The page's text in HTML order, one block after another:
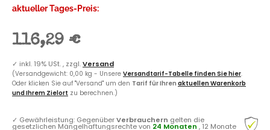
aktueller Tages-Preis:
116,29 €
✓ inkl. 19% USt. , zzgl.Versand
(Versandgewicht: 0,00 kg - Unsere Versandtarif-Tabelle finden Sie hier.
Oder klicken Sie auf "Versand" um den Tarif für Ihren aktuellen Warenkorb
und Ihrem Zielort zu berechnen.)
✓ Gewährleistung: GegenüberVerbrauchern gelten die
gesetzlichen Mängelhaftungsrechte von 24 Monaten , 12 Monate